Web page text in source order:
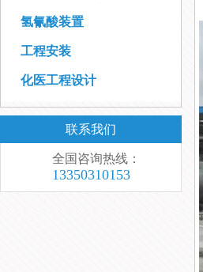
氢氰酸装置
工程安装
化医工程设计
联系我们
全国咨询热线：
13350310153